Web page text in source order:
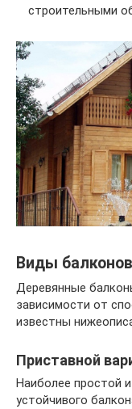
строительными
Виды балконов
Деревянные
зависимости от
известны
Приставной
Наиболее простой
устойчивого